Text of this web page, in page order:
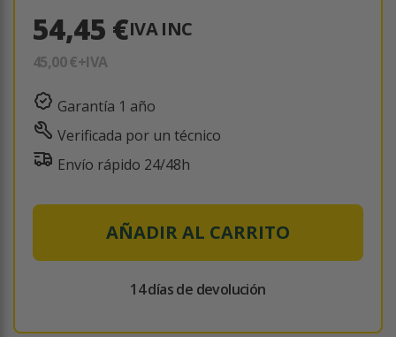
54,45 €IVA INC
45,00 €+IVA
Garantía 1 año
Verificada por un técnico
Envío rápido 24/48h
AÑADIR AL CARRITO
14 días de devolución